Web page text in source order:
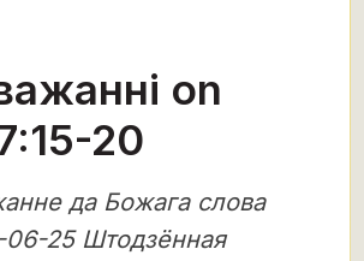
on
20
да Божага слова
25 Штодзённая